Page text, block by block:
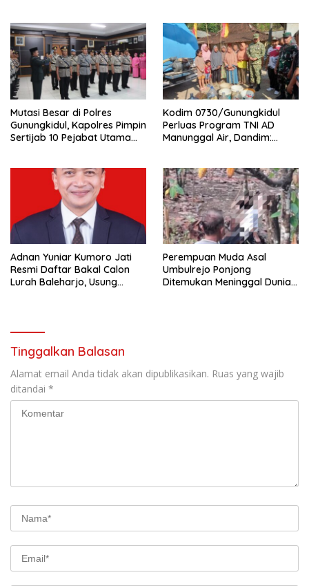
Mutasi Besar di Polres
Gunungkidul, Kapolres Pimpin
Sertijab 10 Pejabat Utama
Kodim 0730/Gunungkidul
Perluas Program TNI AD
Manunggal Air, Dandim:
Adnan Yuniar Kumoro Jati
Resmi Daftar Bakal Calon
Lurah Baleharjo, Usung
Perempuan Muda Asal
Umbulrejo Ponjong
Ditemukan Meninggal Dunia
Tinggalkan Balasan
Alamat email Anda tidak akan dipublikasikan. Ruas yang wajib
ditandai *